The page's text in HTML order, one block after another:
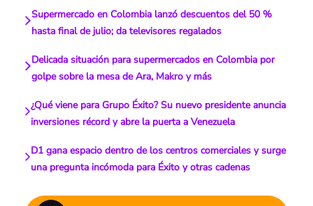
Supermercado en Colombia lanzó descuentos del 50 %
hasta final de julio; da televisores regalados
Delicada situación para supermercados en Colombia por
golpe sobre la mesa de Ara, Makro y más
¿Qué viene para Grupo Éxito? Su nuevo presidente anuncia
inversiones récord y abre la puerta a Venezuela
D1 gana espacio dentro de los centros comerciales y surge
una pregunta incómoda para Éxito y otras cadenas